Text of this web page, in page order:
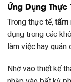
Ứng Dụng Thực
Trong thực tế, tấm
dụng trong các
làm việc hay quán
Nhờ vào thiết kế